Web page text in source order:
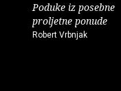
Poduke iz posebne
proljetne ponude
Robert Vrbnjak